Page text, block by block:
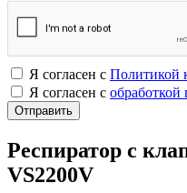
Я согласен с Политикой
Я согласен с
Респиратор с
VS2200V